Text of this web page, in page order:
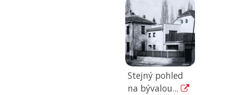
Stejný pohled
na bývalou...